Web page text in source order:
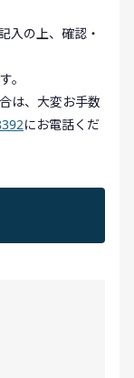
入の上、確認・
。
は、大変お手数
にお電話くだ